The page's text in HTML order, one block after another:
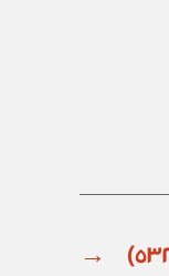
→
وزارة البيئة والمياه والزراعة: قرار رقم (٥٣٢٧٥١٩)